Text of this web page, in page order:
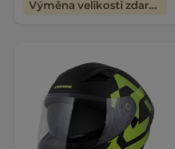
Výměna velikosti zdarma